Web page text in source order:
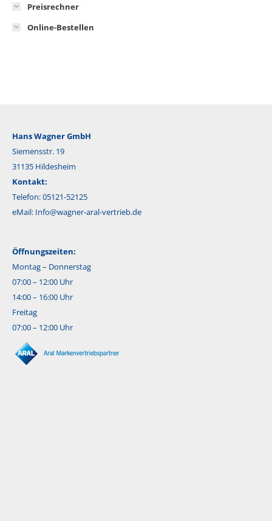
Preisrechner
Online-Bestellen
Hans Wagner GmbH
Siemensstr. 19
31135 Hildesheim
Kontakt:
Telefon: 05121-52125
eMail: Info@wagner-aral-vertrieb.de
Öffnungszeiten:
Montag – Donnerstag
07:00 – 12:00 Uhr
14:00 – 16:00 Uhr
Freitag
07:00 – 12:00 Uhr